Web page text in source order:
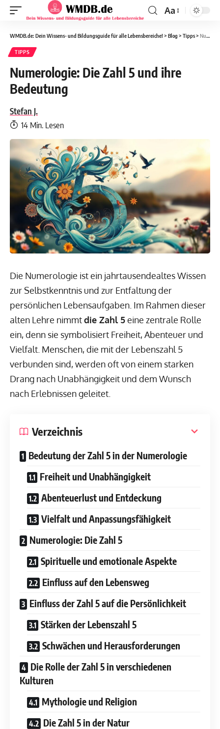
Aa
WMDB.de: Dein Wissens- und Bildungsguide für alle Lebensbereiche! > Blog > Tipps> Numerologie: Die Zahl 5 und ihre Bedeutung
TIPPS
Numerologie: Die Zahl 5 und ihre
Bedeutung
Stefan J.
14 Min. Lesen
Die Numerologie ist ein jahrtausendealtes Wissen
zur Selbstkenntnis und zur Entfaltung der
persönlichen Lebensaufgaben. Im Rahmen dieser
alten Lehre nimmtdie Zahl 5eine zentrale Rolle
ein, denn sie symbolisiert Freiheit, Abenteuer und
Vielfalt. Menschen, die mit der Lebenszahl 5
verbunden sind, werden oft von einem starken
Drang nach Unabhängigkeit und dem Wunsch
nach Erlebnissen geleitet.
Verzeichnis
Bedeutung der Zahl 5 in der Numerologie
Freiheit und Unabhängigkeit
Abenteuerlust und Entdeckung
Vielfalt und Anpassungsfähigkeit
Numerologie: Die Zahl 5
Spirituelle und emotionale Aspekte
Einfluss auf den Lebensweg
Einfluss der Zahl 5 auf die Persönlichkeit
Stärken der Lebenszahl 5
Schwächen und Herausforderungen
Die Rolle der Zahl 5 in verschiedenen
Kulturen
Mythologie und Religion
Die Zahl 5 in der Natur